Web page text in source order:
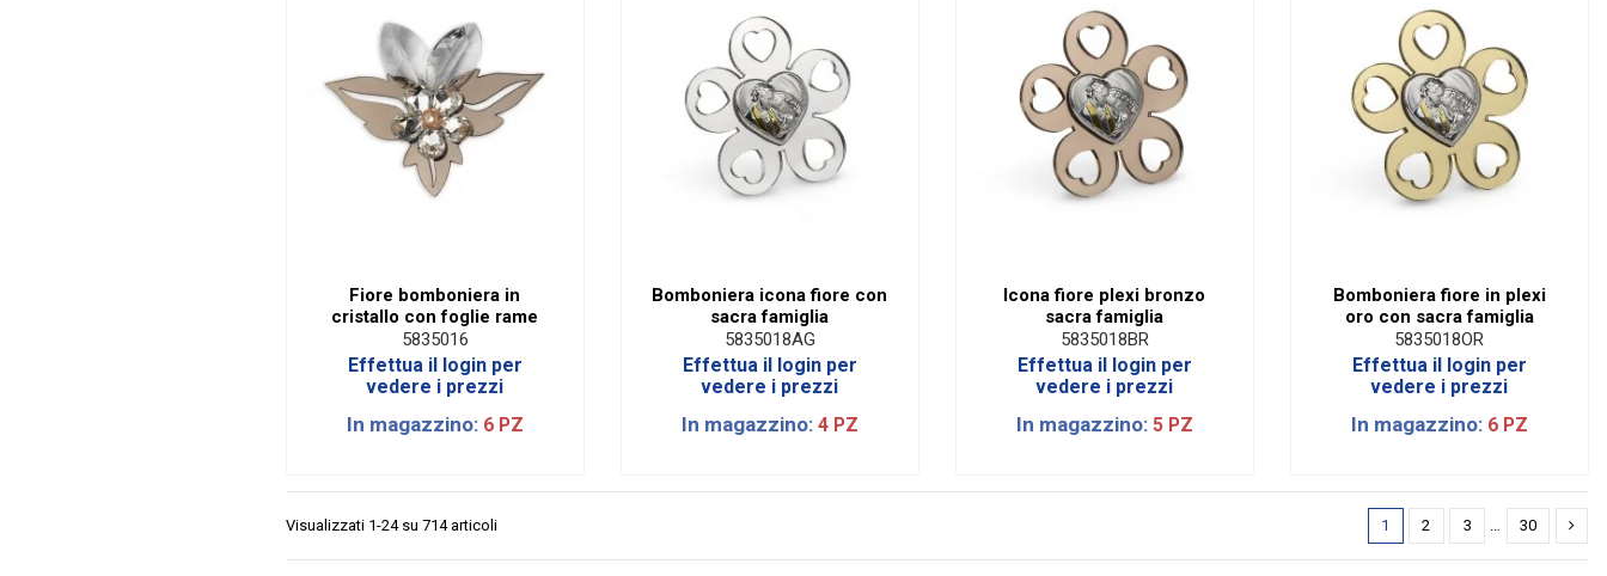
Fiore bomboniera in
cristallo con foglie rame
5835016
Effettua il login per
vedere i prezzi
In magazzino: 6 PZ
Bomboniera icona fiore con
sacra famiglia
5835018AG
Effettua il login per
vedere i prezzi
In magazzino: 4 PZ
Icona fiore plexi bronzo
sacra famiglia
5835018BR
Effettua il login per
vedere i prezzi
In magazzino: 5 PZ
Bomboniera fiore in plexi
oro con sacra famiglia
5835018OR
Effettua il login per
vedere i prezzi
In magazzino: 6 PZ
Visualizzati 1-24 su 714 articoli 1 2 3 30